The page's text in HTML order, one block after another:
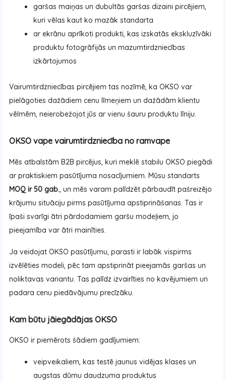
garšas maiņas un dubultās garšas dizaini pircējiem,
kuri vēlas kaut ko mazāk standarta
ar ekrānu aprīkoti produkti, kas izskatās ekskluzīvāki
produktu fotogrāfijās un mazumtirdzniecības
izkārtojumos
Vairumtirdzniecības pircējiem tas nozīmē, ka OKSO var
pielāgoties dažādiem cenu līmeņiem un dažādām klientu
vēlmēm, neierobežojot jūs ar vienu šauru produktu līniju.
OKSO vape vairumtirdzniecība no ramvape
Mēs atbalstām B2B pircējus, kuri meklē stabilu OKSO piegādi
ar praktiskiem pasūtījuma nosacījumiem. Mūsu standarts
MOQ ir 50 gab., un mēs varam palīdzēt pārbaudīt pašreizējo
krājumu situāciju pirms pasūtījuma apstiprināšanas. Tas ir
īpaši svarīgi ātri pārdodamiem garšu modeļiem, jo
pieejamība var ātri mainīties.
Ja veidojat OKSO pasūtījumu, parasti ir labāk vispirms
izvēlēties modeli, pēc tam apstiprināt pieejamās garšas un
noliktavas variantu. Tas palīdz izvairīties no kavējumiem un
padara cenu piedāvājumu precīzāku.
Kam būtu jāiegādājas OKSO
OKSO ir piemērots šādiem gadījumiem:
veipveikaliem, kas testē jaunus vidējas klases un
augstas dūmu daudzuma produktus